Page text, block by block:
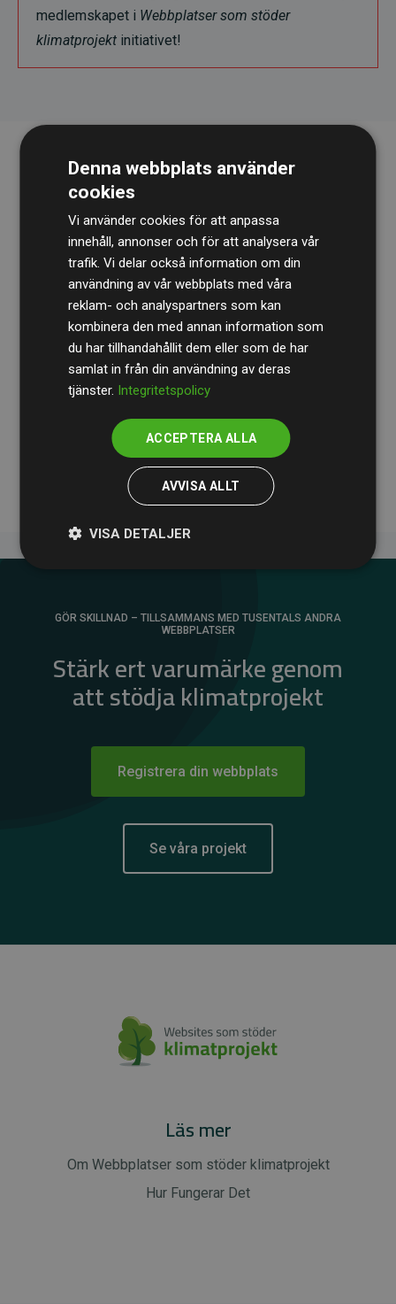
medlemskapet i Webbplatser som stöder
klimatprojekt initiativet!
RevisionsbyrånBDOgranskar kontinuerligt våra
beräkningar och vår metod för att säkerställa
transparens och tillförlitlighet.
Deras granskning visar att våra investeringar i
klimatprojekt i genomsnitt kompenserar för
de beräknade CO₂-utsläppenfrån
medlemswebbplatser – ett tydligt bevis på att vårt
arbetssätt ger mätbar klimatnytta.
GÖR SKILLNAD – TILLSAMMANS MED TUSENTALS ANDRA
WEBBPLATSER
Stärk ert varumärke genom
att stödja klimatprojekt
Registrera din webbplats
Se våra projekt
Läs mer
Om Webbplatser som stöder klimatprojekt
Hur Fungerar Det
Denna webbplats använder
cookies
Vi använder cookies för att anpassa
innehåll, annonser och för att analysera vår
trafik. Vi delar också information om din
användning av vår webbplats med våra
reklam- och analyspartners som kan
kombinera den med annan information som
du har tillhandahållit dem eller som de har
samlat in från din användning av deras
tjänster. Integritetspolicy
ACCEPTERA ALLA
AVVISA ALLT
VISA DETALJER